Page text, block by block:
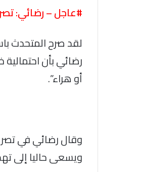
#عاجل – رضائي:
لقد صرح المتحدث
رضائي بأن
أو هراء”.
وقال رضائي في
ويسعى حاليا إلى